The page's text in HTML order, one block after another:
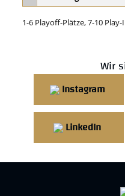
1-6 Playoff-Plätze, 7-10
Wir
Instagram
LinkedIn